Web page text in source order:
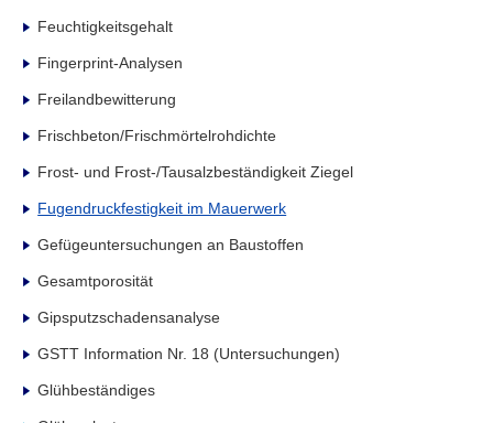
Feuchtigkeitsgehalt
Fingerprint-Analysen
Freilandbewitterung
Frischbeton/Frischmörtelrohdichte
Frost- und Frost-/Tausalzbeständigkeit Ziegel
Fugendruckfestigkeit im Mauerwerk
Gefügeuntersuchungen an Baustoffen
Gesamtporosität
Gipsputzschadensanalyse
GSTT Information Nr. 18 (Untersuchungen)
Glühbeständiges